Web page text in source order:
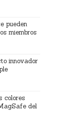
pueden
miembros
innovador
colores
del